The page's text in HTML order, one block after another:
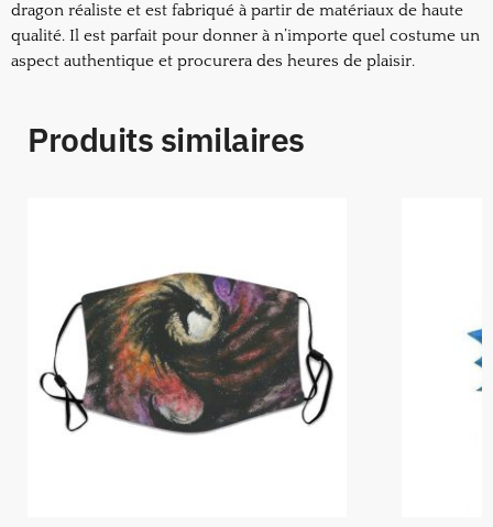
dragon réaliste et est fabriqué à partir de matériaux de haute
qualité. Il est parfait pour donner à n’importe quel costume un
aspect authentique et procurera des heures de plaisir.
Produits similaires